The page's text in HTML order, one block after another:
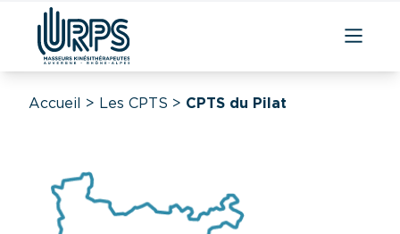
Accueil > Les CPTS > CPTS du Pilat